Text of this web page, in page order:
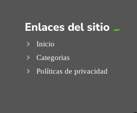
Enlaces del sitio
Inicio
Categorias
Políticas de privacidad